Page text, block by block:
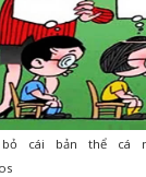
cái bản thể cá